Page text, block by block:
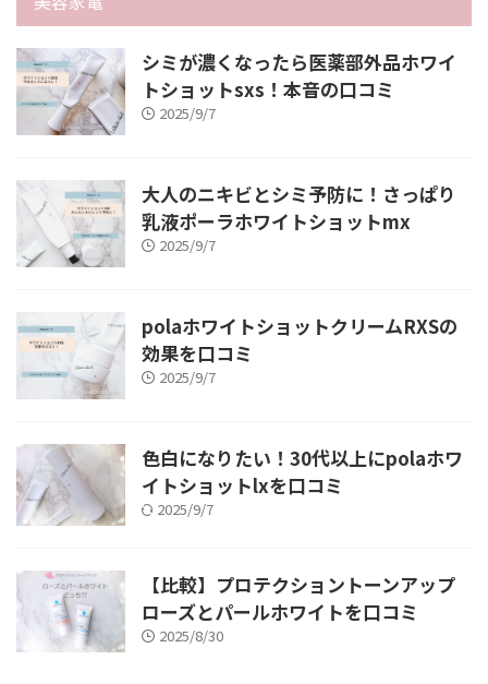
シミが濃くなったら医薬部外品ホワイ
トショットsxs！本音の口コミ
2025/9/7
大人のニキビとシミ予防に！さっぱり
乳液ポーラホワイトショットmx
2025/9/7
polaホワイトショットクリームRXSの
効果を口コミ
2025/9/7
色白になりたい！30代以上にpolaホワ
イトショットlxを口コミ
2025/9/7
【比較】プロテクショントーンアップ
ローズとパールホワイトを口コミ
2025/8/30